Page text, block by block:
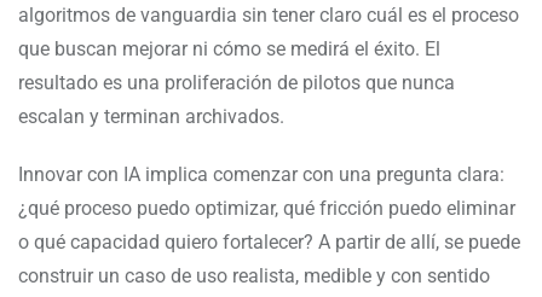
algoritmos de vanguardia sin tener claro cuál es el proceso
que buscan mejorar ni cómo se medirá el éxito. El
resultado es una proliferación de pilotos que nunca
escalan y terminan archivados.
Innovar con IA implica comenzar con una pregunta clara:
¿qué proceso puedo optimizar, qué fricción puedo eliminar
o qué capacidad quiero fortalecer? A partir de allí, se puede
construir un caso de uso realista, medible y con sentido